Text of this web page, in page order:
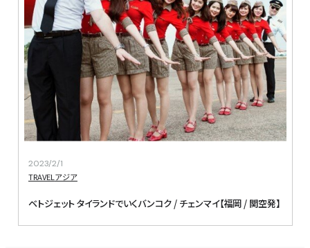
2023/2/1
TRAVEL アジア
ベトジェット タイランドでいくバンコク / チェンマイ【福岡 / 関空発】